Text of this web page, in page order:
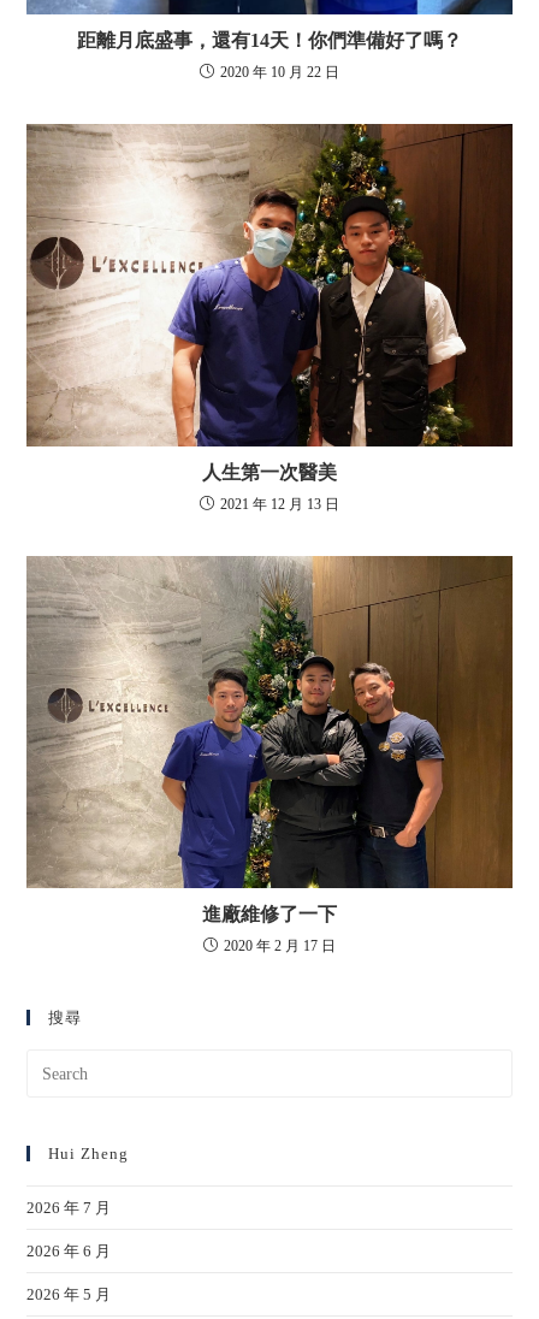
距離月底盛事，還有14天！你們準備好了嗎？
2020 年 10 月 22 日
人生第一次醫美
2021 年 12 月 13 日
進廠維修了一下
2020 年 2 月 17 日
搜尋
Hui Zheng
2026 年 7 月
2026 年 6 月
2026 年 5 月